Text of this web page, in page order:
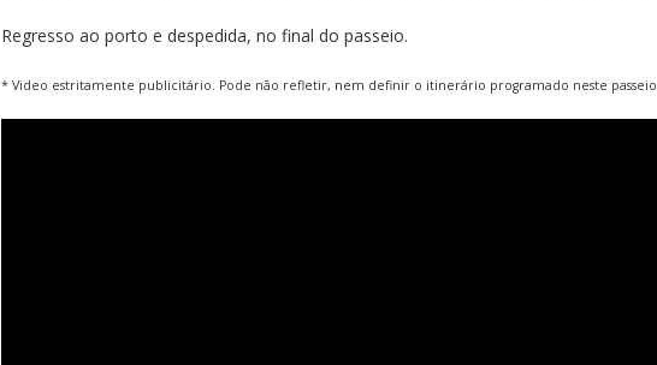
Regresso ao porto e despedida, no final do passeio.
* Video estritamente publicitário. Pode não refletir, nem definir o itinerário programado neste passeio.